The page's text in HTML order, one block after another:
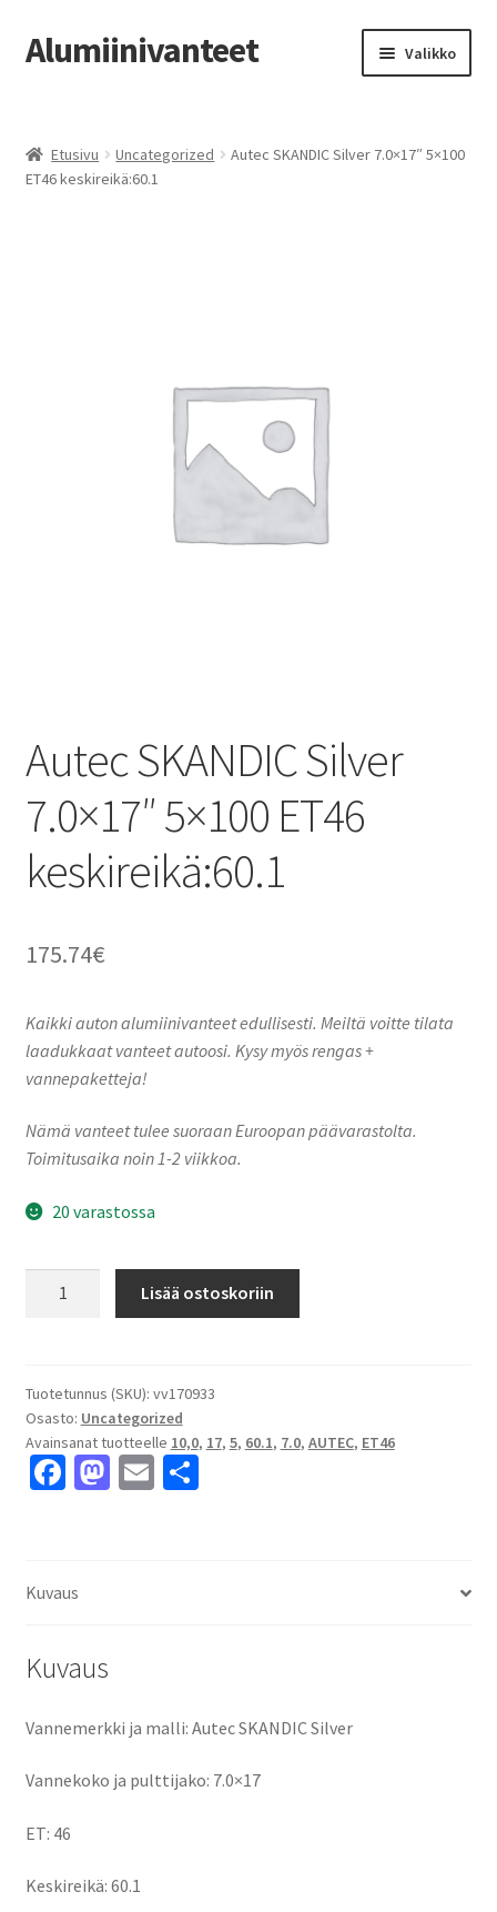
Siirry
navigointiin
Siirry
sisältöön
Alumiinivanteet Valikko
Kauppa
Etusivu Uncategorized
Autec SKANDIC Silver 7.0×17″ 5×100
ET46 keskireikä:60.1
Autec SKANDIC Silver
7.0×17″ 5×100 ET46
keskireikä:60.1
175.74€
Kaikki auton alumiinivanteet edullisesti. Meiltä voitte tilata
laadukkaat vanteet autoosi. Kysy myös rengas +
vannepaketteja!
Nämä vanteet tulee suoraan Euroopan päävarastolta.
Toimitusaika noin 1-2 viikkoa.
20 varastossa
5x100
ET46
keskireikä:60.1
määrä
Lisää ostoskoriin
Tuotetunnus (SKU): vv170933
Osasto: Uncategorized
Avainsanat tuotteelle 10,0, 17, 5, 60.1, 7.0, AUTEC, ET46
Fa
o
M E S
Kuvaus
Kuvaus
Vannemerkki ja malli: Autec SKANDIC Silver
Vannekoko ja pulttijako: 7.0×17
ET: 46
Keskireikä: 60.1